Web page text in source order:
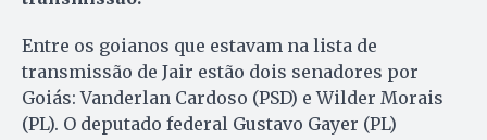
Entre os goianos que estavam na lista de
transmissão de Jair estão dois senadores por
Goiás: Vanderlan Cardoso (PSD) e Wilder Morais
(PL). O deputado federal Gustavo Gayer (PL)